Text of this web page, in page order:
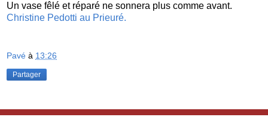
Un vase fêlé et réparé ne sonnera plus comme avant.
Christine Pedotti au Prieuré.
Pavé à 13:26
Partager